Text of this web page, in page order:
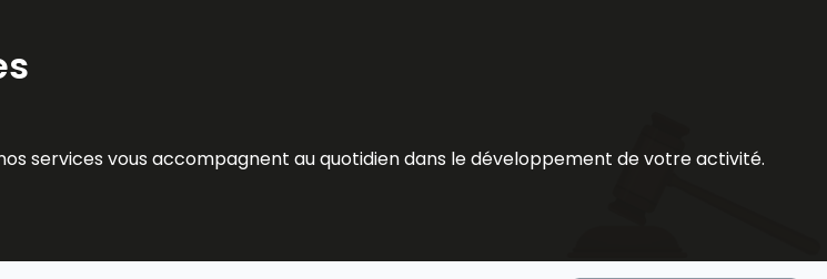
services vous accompagnent au quotidien dans le développement de votre activité.